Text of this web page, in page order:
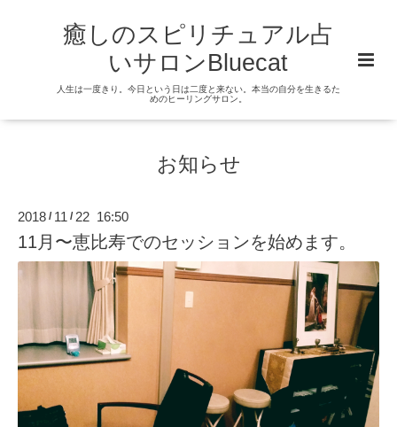
癒しのスピリチュアル占
いサロンBluecat
人生は一度きり。今日という日は二度と来ない。本当の自分を生きるた
めのヒーリングサロン。
お知らせ
2018 / 11 / 22 16:50
11月〜恵比寿でのセッションを始めます。